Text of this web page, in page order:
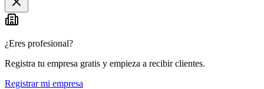
¿Eres profesional?
Registra tu empresa gratis y empieza a recibir clientes.
Registrar mi empresa